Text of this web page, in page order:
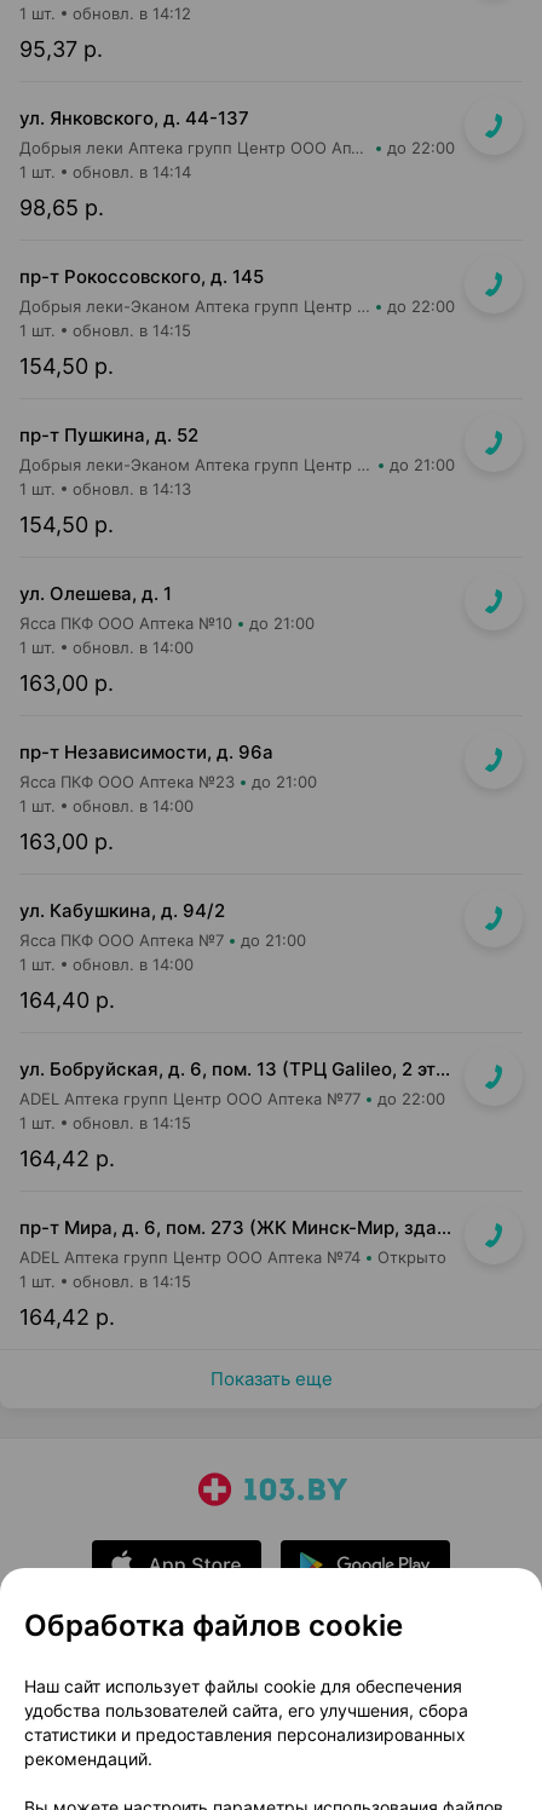
95,37 р.
1 шт. обновл. в 14:12
ул. Янковского, д. 44-137
Добрыя леки Аптека групп Центр ООО Аптека №56 до 22:00
98,65 р.
1 шт. обновл. в 14:14
пр-т Рокоссовского, д. 145
Добрыя леки-Эканом Аптека групп Центр ООО Аптека №90 до 22:00
154,50 р.
1 шт. обновл. в 14:15
пр-т Пушкина, д. 52
Добрыя леки-Эканом Аптека групп Центр ООО Аптека №29 до 21:00
154,50 р.
1 шт. обновл. в 14:13
ул. Олешева, д. 1
Ясса ПКФ ООО Аптека №10 до 21:00
163,00 р.
1 шт. обновл. в 14:00
пр-т Независимости, д. 96а
Ясса ПКФ ООО Аптека №23 до 21:00
163,00 р.
1 шт. обновл. в 14:00
ул. Кабушкина, д. 94/2
Ясса ПКФ ООО Аптека №7 до 21:00
164,40 р.
1 шт. обновл. в 14:00
ул. Бобруйская, д. 6, пом. 13 (ТРЦ Galileo, 2 этаж, рядом с м-ом "Соседи")
ADEL Аптека групп Центр ООО Аптека №77 до 22:00
164,42 р.
1 шт. обновл. в 14:15
пр-т Мира, д. 6, пом. 273 (ЖК Минск-Мир, здание Сочи)
ADEL Аптека групп Центр ООО Аптека №74 Открыто
164,42 р.
1 шт. обновл. в 14:15
Показать еще
О проекте
Новости проекта
Размещение рекламы
Медицинский маркетинг
Публичный договор
Доставка
Обработка файлов cookie
Наш сайт использует файлы cookie для обеспечения
удобства пользователей сайта, его улучшения, сбора
статистики и предоставления персонализированных
рекомендаций.